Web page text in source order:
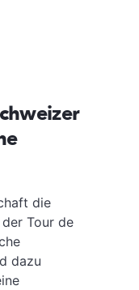
die
Tour de
dazu